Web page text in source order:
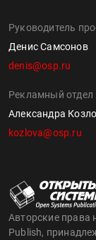
Руководитель
Денис Самсонов
denis@osp.ru
Рекламный отдел
Александра
kozlova@osp.ru
Авторские права
Publish,